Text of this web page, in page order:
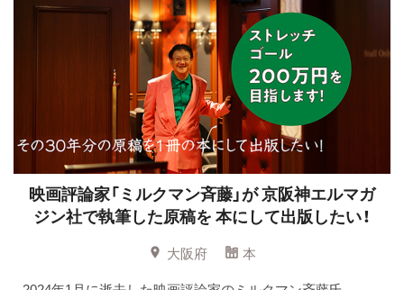
映画評論家「ミルクマン斉藤」が 京阪神エルマガ
ジン社で執筆した原稿を 本にして出版したい！
大阪府
本